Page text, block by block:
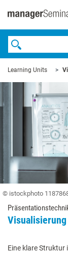
Learning Units
© istockphoto
Eine klare